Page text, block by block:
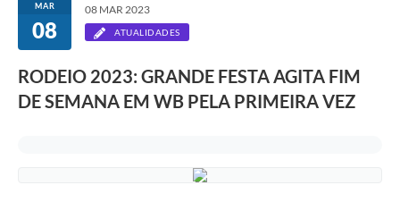
MAR
08
08 MAR 2023
ATUALIDADES
RODEIO 2023: GRANDE FESTA AGITA FIM
DE SEMANA EM WB PELA PRIMEIRA VEZ